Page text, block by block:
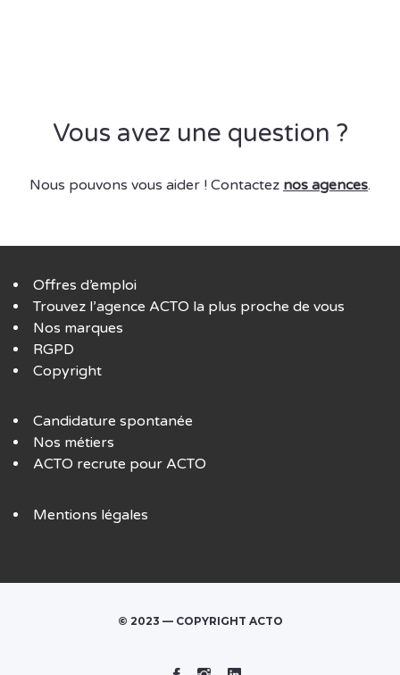
Vous avez une question ?
Nous pouvons vous aider ! Contactez nos agences.
Offres d’emploi
Trouvez l’agence ACTO la plus proche de vous
Nos marques
RGPD
Copyright
Candidature spontanée
Nos métiers
ACTO recrute pour ACTO
Mentions légales
© 2023 — COPYRIGHT ACTO